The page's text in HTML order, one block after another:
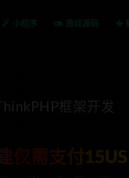
小程序 游戏源码
框架开发
仅需支付